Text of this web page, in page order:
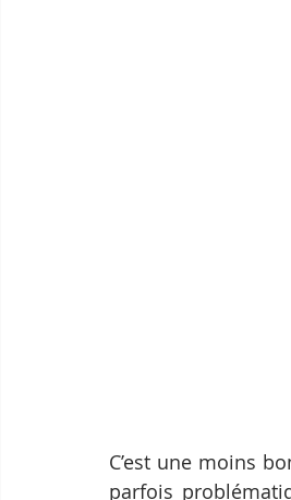
C’est une moins
parfois